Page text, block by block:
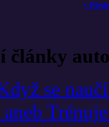
<
články
se